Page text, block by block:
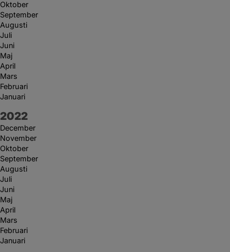
Oktober
September
Augusti
Juli
Juni
Maj
April
Mars
Februari
Januari
År:
2022
December
November
Oktober
September
Augusti
Juli
Juni
Maj
April
Mars
Februari
Januari